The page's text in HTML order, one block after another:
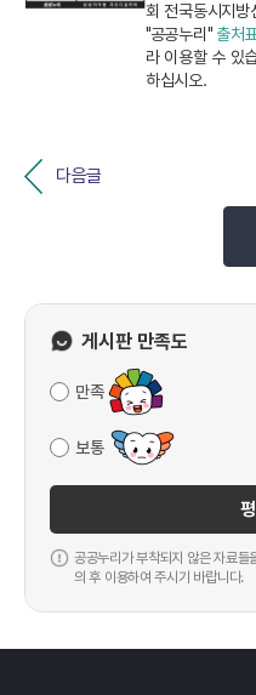
회 전국동시지방
"공공누리" 출처
라 이용할 수 있
하십시오.
다음글
게시판 만족도
만족
보통
공공누리가 부착되지 않은 자료들
의 후 이용하여 주시기 바랍니다.